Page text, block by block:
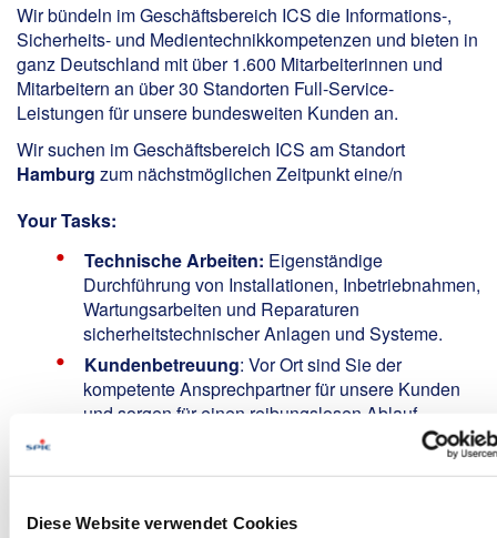
Diese Website verwendet Cookies
Wir bündeln im Geschäftsbereich ICS die Informations-,
Sicherheits- und Medientechnikkompetenzen und bieten in
ganz Deutschland mit über 1.600 Mitarbeiterinnen und
Mitarbeitern an über 30 Standorten Full-Service-
Leistungen für unsere bundesweiten Kunden an.
Wir suchen im Geschäftsbereich ICS am Standort
Hamburg zum nächstmöglichen Zeitpunkt eine/n
Your Tasks:
Technische Arbeiten: Eigenständige
Durchführung von Installationen, Inbetriebnahmen,
Wartungsarbeiten und Reparaturen
sicherheitstechnischer Anlagen und Systeme.
Kundenbetreuung: Vor Ort sind Sie der
kompetente Ansprechpartner für unsere Kunden
und sorgen für einen reibungslosen Ablauf.
: Sie arbeiten
Qualitätssicherung bei.